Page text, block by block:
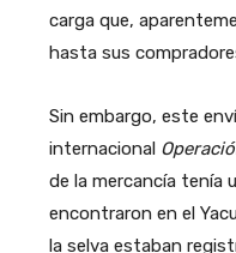
carga que,
hasta sus
Sin embargo, este
internacional
de la mercancía tenía
encontraron en el
la selva estaban